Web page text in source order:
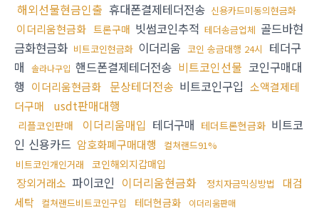
해외선물현금인출 휴대폰결제테더전송 신용카드미동의현금화
이더리움현금화 트론구매 빗썸코인추적 테더송금업체 골드바현
금화현금화 비트코인현금화 이더리움 코인 송금대행 24시
테더구
매
솔라나구입 핸드폰결제테더전송 비트코인선물 코인구매대
행 이더리움현금화 문상테더전송 비트코인구입 소액결제테
더구매
usdt판매대행
리플코인판매 이더리움매입 테더구매 테더트론현금화 비트코
인 신용카드 암호화폐구매대행
컬쳐랜드91%
비트코인개인거래
코인해외지갑매입
장외거래소 파이코인 이더리움현금화 정치자금믹싱방법
대검
세탁 컬쳐랜드비트코인구입 테더현금화 이더리움판매